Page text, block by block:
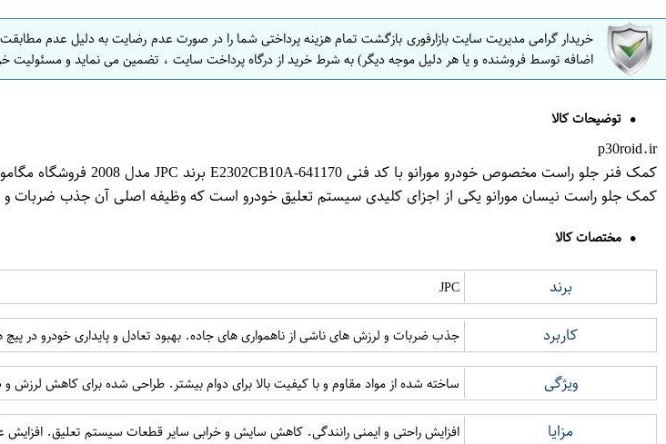
خریدار گرامی مدیریت سایت بازارفوری بازگشت تمام هزینه پرداختی شما را در صورت عدم رضایت به دلیل عدم
اضافه توسط فروشنده و یا هر دلیل موجه دیگر) به شرط خرید از درگاه پرداخت سایت ، تضمین می نماید و مسئولیت
توضیحات کالا
p30roid.ir
کمک فنر جلو راست مخصوص خودرو مورانو با کد فنی 641170-E2302CB10A برند JPC مدل 2008 فروشگاه مگاموتور
کمک جلو راست نیسان مورانو یکی از اجزای کلیدی سیستم تعلیق خودرو است که وظیفه اصلی آن جذب ضربات و
مختصات کالا
برند JPC
کاربرد جذب ضربات و لرزش های ناشی از ناهمواری های جاده. بهبود تعادل و پایداری خودرو در
ویژگی ساخته شده از مواد مقاوم و با کیفیت بالا برای دوام بیشتر. طراحی شده برای کاهش
مزایا افزایش راحتی و ایمنی رانندگی. کاهش سایش و خرابی سایر قطعات سیستم تعلیق.